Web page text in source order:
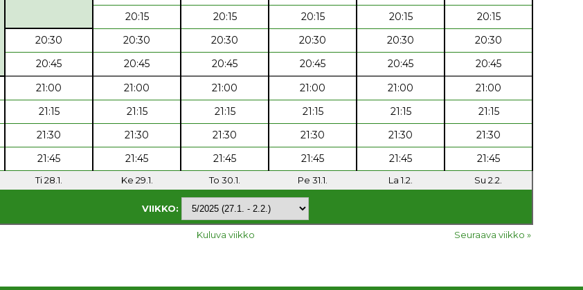
20:15
20:15 20:15 20:15
20:15
20:30
20:30 20:30 20:30 20:30
20:30
20:45
20:45 20:45 20:45 20:45
20:45
21:00 21:00 21:00 21:00 21:00
21:00
21:15 21:15 21:15 21:15 21:15
21:15
21:30 21:30 21:30 21:30 21:30
21:30
21:45 21:45 21:45 21:45 21:45 21:45
Ti 28.1. Ke 29.1. To 30.1. Pe 31.1. La 1.2. Su 2.2.
VIIKKO:
Kuluva viikko Seuraava viikko »